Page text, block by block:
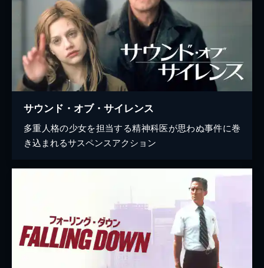
サウンド・オブ・サイレンス
多重人格の少女を担当する精神科医が思わぬ事件に巻
き込まれるサスペンスアクション